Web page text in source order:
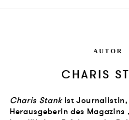
AUTOR
CHARIS
Charis Stankist Journalistin,
Herausgeberin des Magazins